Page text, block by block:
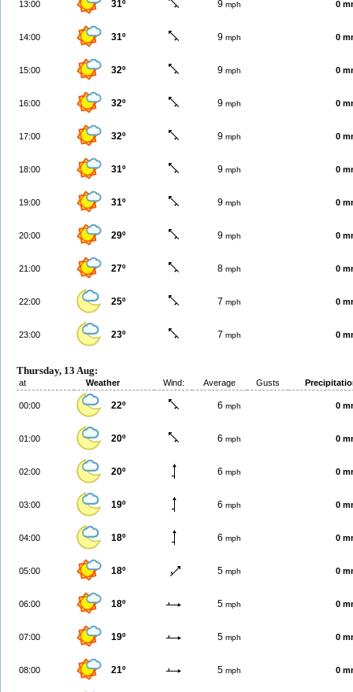
13:00 31º 9 mph 0
14:00 31º 9 mph 0
15:00 32º 9 mph 0
16:00 32º 9 mph 0
17:00 32º 9 mph 0
18:00 31º 9 mph 0
19:00 31º 9 mph 0
20:00 29º 9 mph 0
21:00 27º 8 mph 0
22:00 25º 7 mph 0
23:00 23º 7 mph 0
Thursday, 13 Aug:
at Weather Wind: Average Gusts
00:00 22º 6 mph 0
01:00 20º 6 mph 0
02:00 20º 6 mph 0
03:00 19º 6 mph 0
04:00 18º 6 mph 0
05:00 18º 5 mph 0
06:00 18º 5 mph 0
07:00 19º 5 mph 0
08:00 21º 5 mph 0